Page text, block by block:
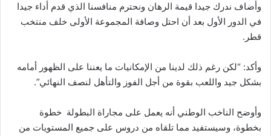
وأضاف ندرك جيدا قيمة الرهان ونحترم منافسنا الذي قدم أداء جيدا
في الدور الأول بعد أن احتل وصافة المجموعة الأولى خلف منتخب
قطر.
وأكد: “لكن رغم ذلك لدينا من الإمكانيات ما يعننا على الظهور أمامه
بشكل جيد واللعب بقوة من أجل الفوز والتأهل لنصف النهائي”.
وأوضح الناخب الوطني أنه يعمل على مجاراة البطولة خطوة
بخطوة، وسيستفيد مما تلقاه من دروس على جميع المستويات من